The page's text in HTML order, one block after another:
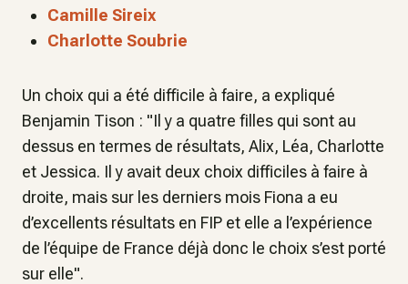
Camille Sireix
Charlotte Soubrie
Un choix qui a été difficile à faire, a expliqué
Benjamin Tison : "Il y a quatre filles qui sont au
dessus en termes de résultats, Alix, Léa, Charlotte
et Jessica. Il y avait deux choix difficiles à faire à
droite, mais sur les derniers mois Fiona a eu
d’excellents résultats en FIP et elle a l’expérience
de l’équipe de France déjà donc le choix s’est porté
sur elle".